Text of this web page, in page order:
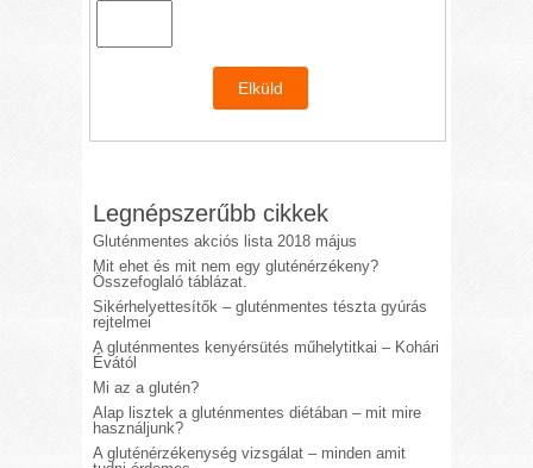
Legnépszerűbb cikkek
Gluténmentes akciós lista 2018 május
Mit ehet és mit nem egy gluténérzékeny?
Összefoglaló táblázat.
Sikérhelyettesítők – gluténmentes tészta gyúrás
rejtelmei
A gluténmentes kenyérsütés műhelytitkai – Kohári
Évától
Mi az a glutén?
Alap lisztek a gluténmentes diétában – mit mire
használjunk?
A gluténérzékenység vizsgálat – minden amit